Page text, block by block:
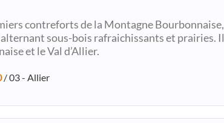
contreforts de la Montagne Bourbonnaise,
sous-bois rafraichissants et prairies. Il
et le Val d’Allier.
/ 03 - Allier